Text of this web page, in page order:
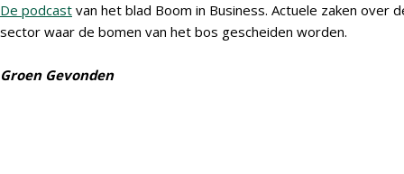
De podcast van het blad Boom in Business. Actuele zaken over
sector waar de bomen van het bos gescheiden worden.
Groen Gevonden